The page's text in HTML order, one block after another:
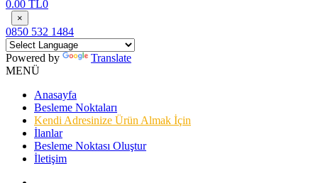
0.00 TL0
×
0850 532 1484
Powered by
Translate
MENÜ
Anasayfa
Besleme Noktaları
Kendi Adresinize Ürün Almak İçin
İlanlar
Besleme Noktası Oluştur
İletişim